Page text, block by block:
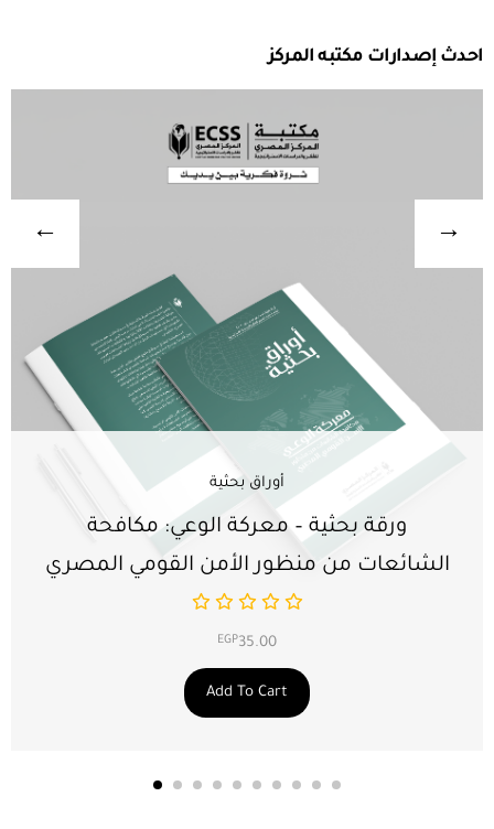
احدث إصدارات مكتبه المركز
أوراق بحثية
ورقة بحثية – معركة الوعي: مكافحة
الشائعات من منظور الأمن القومي المصري
EGP35.00
Add To Cart